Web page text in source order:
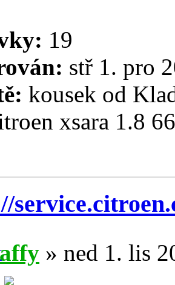
19
stř 1. pro
kousek od
xsara 1.8
» ned 1. lis